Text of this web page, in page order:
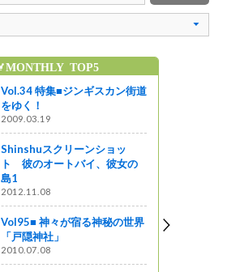
MONTHLY TOP5
Vol.34 特集■ジンギスカン街道
をゆく！
2009.03.19
Shinshuスクリーンショッ
ト 彼のオートバイ、彼女の
島1
2012.11.08
Vol95■ 神々が宿る神秘の世界
「戸隠神社」
2010.07.08